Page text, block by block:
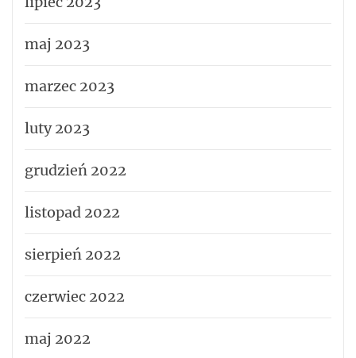
maj 2023
marzec 2023
luty 2023
grudzień 2022
listopad 2022
sierpień 2022
czerwiec 2022
maj 2022